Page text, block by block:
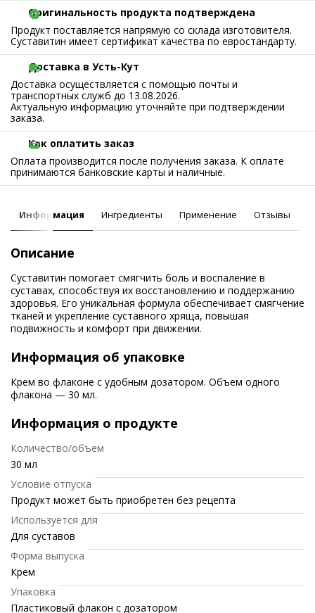
Оригинальность продукта подтверждена
Продукт поставляется напрямую со склада изготовителя.
Суставитин имеет сертификат качества по евростандарту.
Доставка в Усть-Кут
Доставка осуществляется с помощью почты и
транспортных служб до 13.08.2026.
Актуальную информацию уточняйте при подтверждении
заказа.
Как оплатить заказ
Оплата производится после получения заказа. К оплате
принимаются банковские карты и наличные.
Информация Ингредиенты Применение Отзывы
Описание
Суставитин помогает смягчить боль и воспаление в
суставах, способствуя их восстановлению и поддержанию
здоровья. Его уникальная формула обеспечивает смягчение
тканей и укрепление суставного хряща, повышая
подвижность и комфорт при движении.
Информация об упаковке
Крем во флаконе с удобным дозатором. Объем одного
флакона — 30 мл.
Информация о продукте
Количество/объем
30 мл
Условие отпуска
Продукт может быть приобретен без рецепта
Используется для
Для суставов
Форма выпуска
Крем
Упаковка
Пластиковый флакон с дозатором